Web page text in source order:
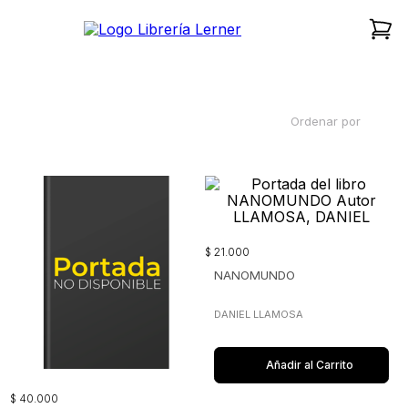
Ordenar por
$ 40.000
$ 21.000
NANOMUNDO
DANIEL LLAMOSA
Añadir al Carrito